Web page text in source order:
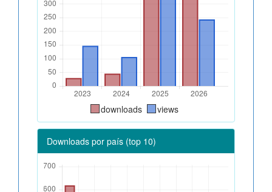
downloads views
Downloads por país (top 10)